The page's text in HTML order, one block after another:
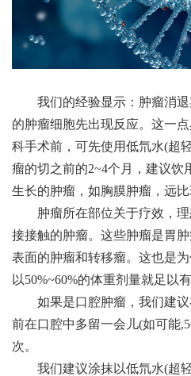
我们的经验显示：肿瘤消退
的肿瘤细胞先出现反应。这一
科手术前，可先使用低氘水(超
瘤的切之前的2~4个月，建议饮
生长的肿瘤，如胸膜肿瘤，远比
肿瘤所在部位关于疗效，理
接接触的肿瘤。这些肿瘤是胃
表面的肿瘤和转移瘤。这也是
以50%~60%的体重剂量就足以
如果是口腔肿瘤，我们建议
前在口腔中多留一会儿(如可能
次。
我们建议涂抹以低氘水(超轻